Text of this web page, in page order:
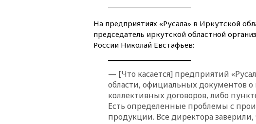
На предприятиях «Русала» в Иркутской
председатель иркутской областной
России Николай Евстафьев:
— [Что касается] предприятий
области, официальных документов
коллективных договоров, либо
Есть определенные проблемы с
продукции. Все директора